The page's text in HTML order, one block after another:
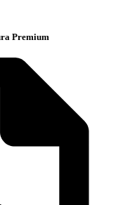
Premium